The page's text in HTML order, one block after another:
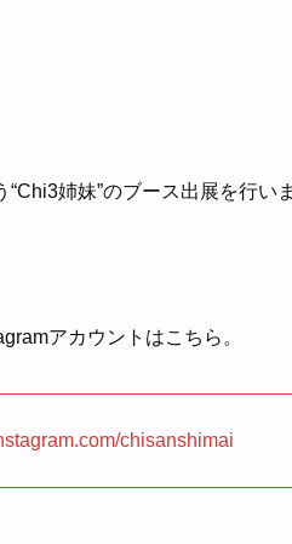
“Chi3姉妹”のブース出展を行い
アカウントはこちら。
chisanshimai